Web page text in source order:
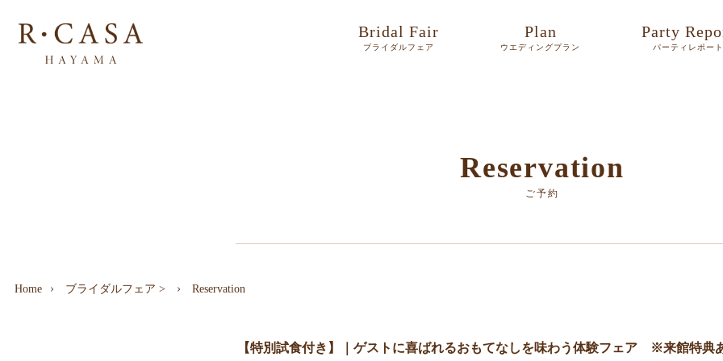
Bridal Fair
ブライダルフェア
Plan
ウエディングプラン
Party
パーティレポート
Reservation
ご予約
Home ブライダルフェア > Reservation